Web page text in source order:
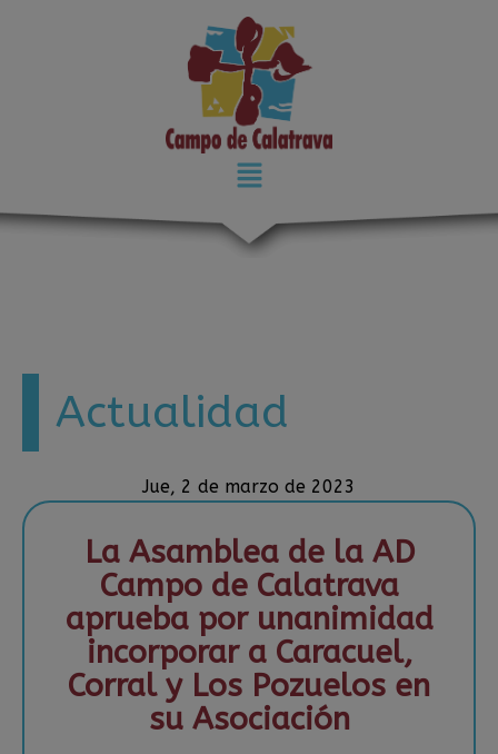
Actualidad
Jue, 2 de marzo de 2023
La Asamblea de la AD
Campo de Calatrava
aprueba por unanimidad
incorporar a Caracuel,
Corral y Los Pozuelos en
su Asociación